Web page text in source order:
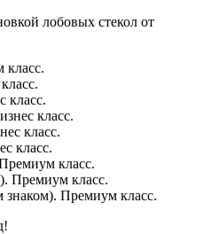
лобовых стекол от
класс.
класс.
класс.
класс.
класс.
Премиум класс.
Премиум класс.